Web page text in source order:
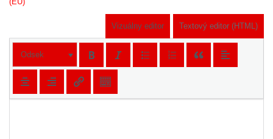
Vizuálny editor Textový editor (HTML)
Odsek